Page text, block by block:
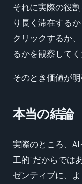
それに実際の役
り長く滞在する
クリックするか
るかを観察してく
そのとき価値が明
本当の結論
実際のところ、
工的”だからでは
ゼンティブに、